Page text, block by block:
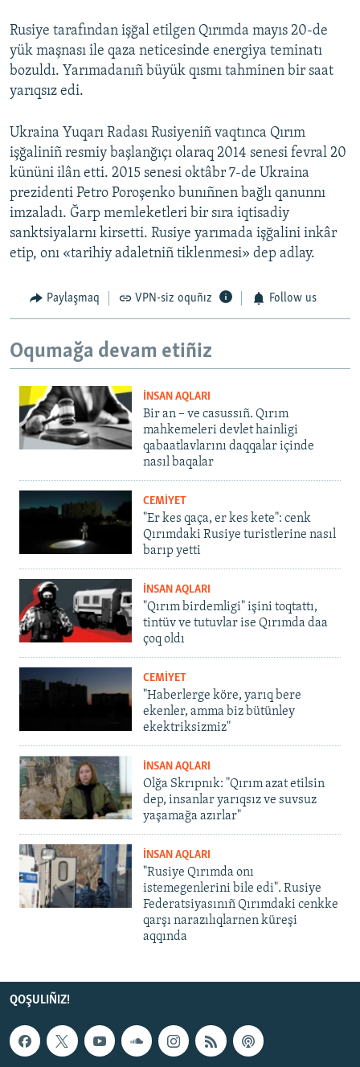
Rusiye tarafından işğal etilgen Qırımda mayıs 20-de
yük maşnası ile qaza neticesinde energiya teminatı
bozuldı. Yarımadanıñ büyük qısmı tahminen bir saat
yarıqsız edi.
Ukraina Yuqarı Radası Rusiyeniñ vaqtınca Qırım
işğaliniñ resmiy başlanğıçı olaraq 2014 senesi fevral 20
kününi ilân etti. 2015 senesi oktâbr 7-de Ukraina
prezidenti Petro Poroşenko bunıñnen bağlı qanunnı
imzaladı. Ğarp memleketleri bir sıra iqtisadiy
sanktsiyalarnı kirsetti. Rusiye yarımada işğalini inkâr
etip, onı «tarihiy adaletniñ tiklenmesi» dep adlay.
Paylaşmaq VPN-siz oquñız Follow us
Oqumağa devam etiñiz
İNSAN AQLARI
Bir an – ve casussıñ. Qırım
mahkemeleri devlet hainligi
qabaatlavlarını daqqalar içinde
nasıl baqalar
CEMİYET
"Er kes qaça, er kes kete": cenk
Qırımdaki Rusiye turistlerine nasıl
barıp yetti
İNSAN AQLARI
"Qırım birdemligi" işini toqtattı,
tintüv ve tutuvlar ise Qırımda daa
çoq oldı
CEMİYET
"Haberlerge köre, yarıq bere
ekenler, amma biz bütünley
ekektriksizmiz"
İNSAN AQLARI
Olğa Skrıpnık: "Qırım azat etilsin
dep, insanlar yarıqsız ve suvsuz
yaşamağa azırlar"
İNSAN AQLARI
"Rusiye Qırımda onı
istemegenlerini bile edi". Rusiye
Federatsiyasınıñ Qırımdaki cenkke
qarşı narazılıqlarnen küreşi
aqqında
QOŞULIÑIZ!